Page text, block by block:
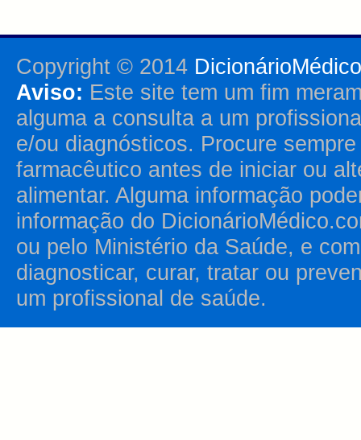
Copyright © 2014
Aviso: Este site tem um fim
alguma a consulta a um
e/ou diagnósticos. Procure
farmacêutico antes de iniciar ou
alimentar. Alguma informação
informação do
ou pelo Ministério da Saúde, e
diagnosticar, curar, tratar ou
um profissional de saúde.